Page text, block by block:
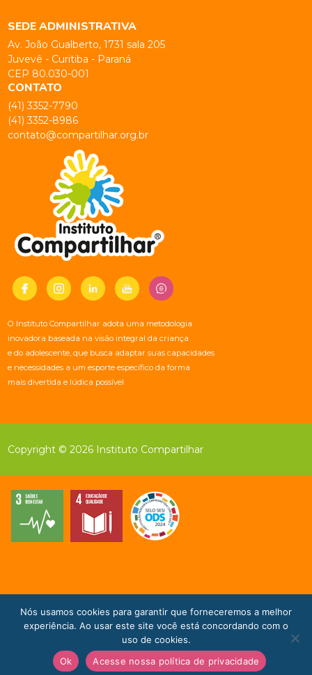
SEDE ADMINISTRATIVA
Av. João Gualberto, 1731 sala 205
Juvevê - Curitiba - Paraná
CEP 80.030-001
CONTATO
(41) 3352-7790
(41) 3352-8986
contato@compartilhar.org.br
O Instituto Compartilhar adota uma metodologia
inovadora baseada na visão integral da criança
e do adolescente, que busca adaptar suas capacidades
e necessidades a um esporte específico da forma
mais divertida e lúdica possível
Copyright © 2026 Instituto Compartilhar
Doe Agora!
Nós usamos cookies para garantir que forneceremos a melhor
experiência. Ao usar este site você está concordando com o
uso de cookies.
Ok
Acesse nossa política de privacidade